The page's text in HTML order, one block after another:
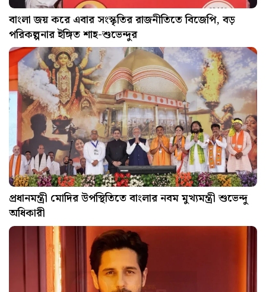
বাংলা জয় করে এবার সংস্কৃতির রাজনীতিতে বিজেপি, বড়
পরিকল্পনার ইঙ্গিত শাহ-শুভেন্দুর
প্রধানমন্ত্রী মোদির উপস্থিতিতে বাংলার নবম মুখ্যমন্ত্রী শুভেন্দু
অধিকারী